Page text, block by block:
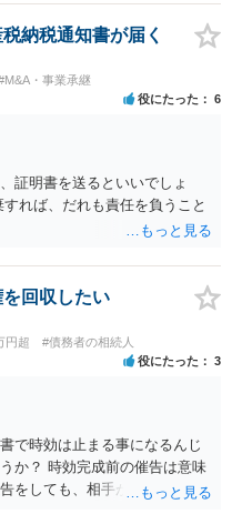
求していくか、それが難しい
いかと思います。
納税通知書が届く
・事業承継
役にたった 6
証明書を送るといいでしょ
れば、だれも責任を負うこと
回収したい
円超 #債務者の相続人
役にたった 3
で時効は止まる事になるんじ
か？ 時効完成前の催告は意味
をしても、相手が時効の援用